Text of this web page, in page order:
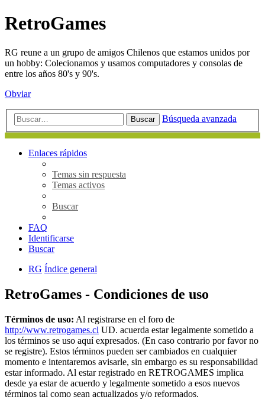
RetroGames
RG reune a un grupo de amigos Chilenos que estamos unidos por
un hobby: Colecionamos y usamos computadores y consolas de
entre los años 80's y 90's.
Obviar
Buscar Búsqueda avanzada
Enlaces rápidos
Temas sin respuesta
Temas activos
Buscar
FAQ
Identificarse
Buscar
RG Índice general
RetroGames - Condiciones de uso
Términos de uso: Al registrarse en el foro de
http://www.retrogames.cl UD. acuerda estar legalmente sometido a
los términos se uso aquí expresados. (En caso contrario por favor no
se registre). Estos términos pueden ser cambiados en cualquier
momento e intentaremos avisarle, sin embargo es su responsabilidad
estar informado. Al estar registrado en RETROGAMES implica
desde ya estar de acuerdo y legalmente sometido a esos nuevos
términos tal como sean actualizados y/o reformados.